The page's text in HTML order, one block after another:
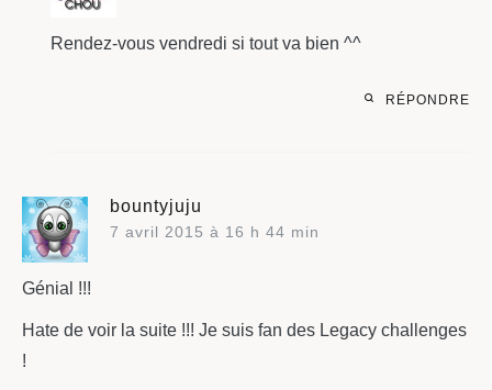
Rendez-vous vendredi si tout va bien ^^
RÉPONDRE
bountyjuju
7 avril 2015 à 16 h 44 min
Génial !!!
Hate de voir la suite !!! Je suis fan des Legacy challenges
!